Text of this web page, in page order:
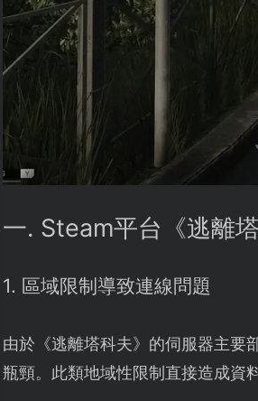
一. Steam平台《逃離
1. 區域限制導致連線問題
由於《逃離塔科夫》的伺服器主要
瓶頸。此類地域性限制直接造成資